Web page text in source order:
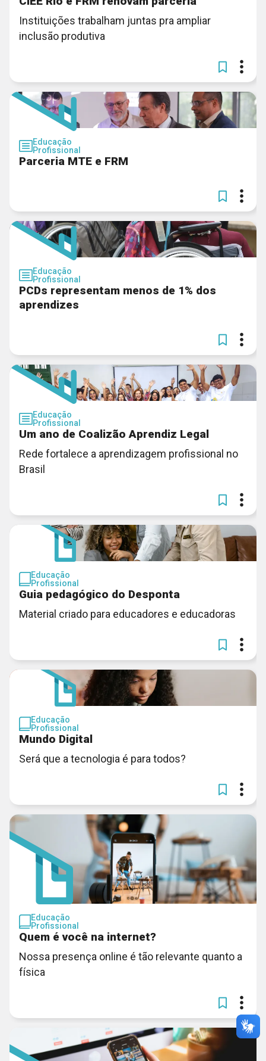
Instituições trabalham juntas pra ampliar
inclusão produtiva
Educação
Profissional
Parceria MTE e FRM
Educação
Profissional
PCDs representam menos de 1% dos
aprendizes
Educação
Profissional
Um ano de Coalizão Aprendiz Legal
Rede fortalece a aprendizagem profissional no
Brasil
Educação
Profissional
Guia pedagógico do Desponta
Material criado para educadores e educadoras
Educação
Profissional
Mundo Digital
Será que a tecnologia é para todos?
Educação
Profissional
Quem é você na internet?
Nossa presença online é tão relevante quanto a
física